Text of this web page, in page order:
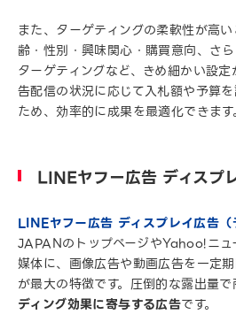
また、ターゲティングの柔軟性が高
齢・性別・興味関心・購買意向、さ
ターゲティングなど、きめ細かい設
告配信の状況に応じて入札額や予算
ため、効率的に成果を最適化できます。
LINEヤフー広告 ディスプ
LINEヤフー広告 ディスプレイ広告（
JAPANのトップページやYahoo!ニュ
媒体に、画像広告や動画広告を一定
が最大の特徴です。圧倒的な露出量
ディング効果に寄与する広告です。